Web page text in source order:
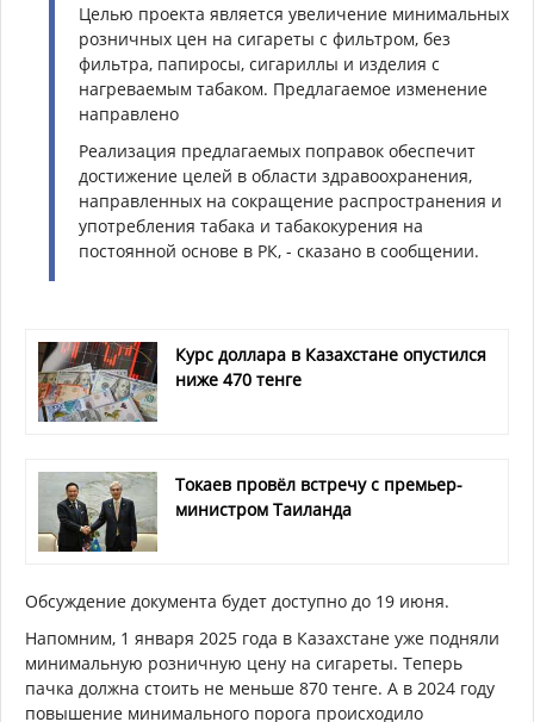
Целью проекта является увеличение минимальных
розничных цен на сигареты с фильтром, без
фильтра, папиросы, сигариллы и изделия с
нагреваемым табаком. Предлагаемое изменение
направлено
Реализация предлагаемых поправок обеспечит
достижение целей в области здравоохранения,
направленных на сокращение распространения и
употребления табака и табакокурения на
постоянной основе в РК, - сказано в сообщении.
Курс доллара в Казахстане опустился
ниже 470 тенге
Токаев провёл встречу с премьер-
министром Таиланда
Обсуждение документа будет доступно до 19 июня.
Напомним, 1 января 2025 года в Казахстане уже подняли
минимальную розничную цену на сигареты. Теперь
пачка должна стоить не меньше 870 тенге. А в 2024 году
повышение минимального порога происходило